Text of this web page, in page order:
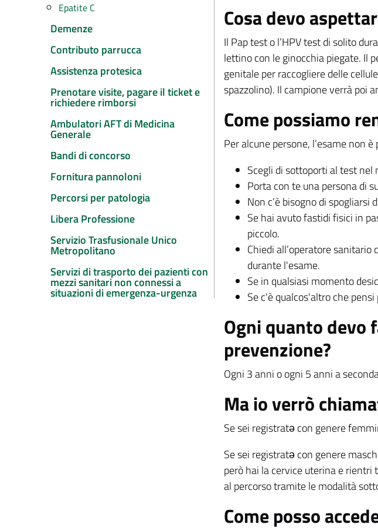
Epatite C
Demenze
Contributo parrucca
Assistenza protesica
Prenotare visite, pagare il ticket e
richiedere rimborsi
Ambulatori AFT di Medicina
Generale
Bandi di concorso
Fornitura pannoloni
Percorsi per patologia
Libera Professione
Servizio Trasfusionale Unico
Metropolitano
Servizi di trasporto dei pazienti con
mezzi sanitari non connessi a
situazioni di emergenza-urgenza
Cosa devo
Il Pap test o l’HPV test di solito
lettino con le ginocchia piegate. Il
genitale per raccogliere delle
spazzolino). Il campione verrà poi
Come possiamo
Per alcune persone, l’esame non
Scegli di sottoporti al test
Porta con te una persona di
Non c’è bisogno di spogliarsi
Se hai avuto fastidi fisici in
piccolo.
Chiedi all’operatore
durante l'esame.
Se in qualsiasi momento
Se c'è qualcos'altro che
Ogni quanto devo
prevenzione?
Ogni 3 anni o ogni 5 anni a
Ma io verrò
Se sei registratə con genere
Se sei registratə con genere
però hai la cervice uterina e rientri
al percorso tramite le modalità
Come posso